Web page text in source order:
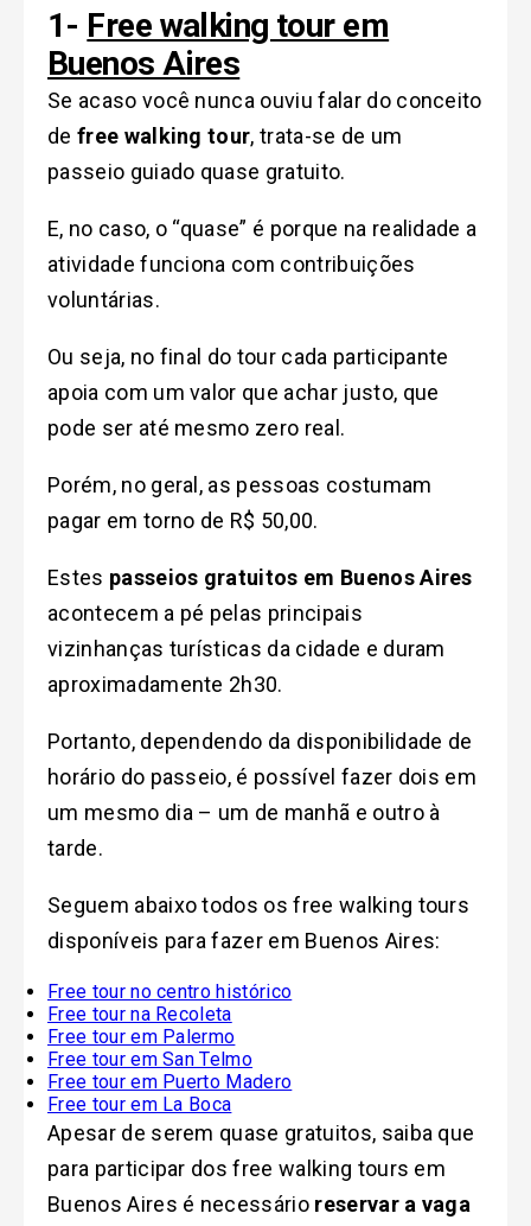
1- Free walking tour em
Buenos Aires
Se acaso você nunca ouviu falar do conceito
de free walking tour, trata-se de um
passeio guiado quase gratuito.
E, no caso, o “quase” é porque na realidade a
atividade funciona com contribuições
voluntárias.
Ou seja, no final do tour cada participante
apoia com um valor que achar justo, que
pode ser até mesmo zero real.
Porém, no geral, as pessoas costumam
pagar em torno de R$ 50,00.
Estes passeios gratuitos em Buenos Aires
acontecem a pé pelas principais
vizinhanças turísticas da cidade e duram
aproximadamente 2h30.
Portanto, dependendo da disponibilidade de
horário do passeio, é possível fazer dois em
um mesmo dia – um de manhã e outro à
tarde.
Seguem abaixo todos os free walking tours
disponíveis para fazer em Buenos Aires:
Free tour no centro histórico
Free tour na Recoleta
Free tour em Palermo
Free tour em San Telmo
Free tour em Puerto Madero
Free tour em La Boca
Apesar de serem quase gratuitos, saiba que
para participar dos free walking tours em
Buenos Aires é necessário reservar a vaga